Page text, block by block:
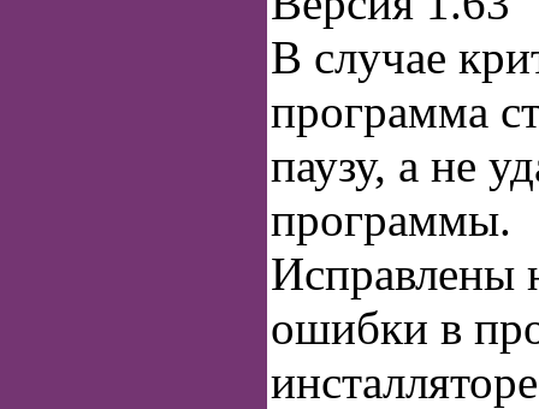
В случае
программа
паузу, а не
программы.
Исправлены
ошибки в